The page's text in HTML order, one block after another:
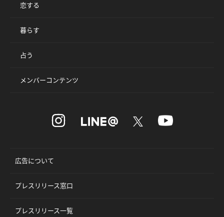
恋する
暮らす
占う
メンバーコンテンツ
広告について
プレスリリース窓口
プレスリリース一覧